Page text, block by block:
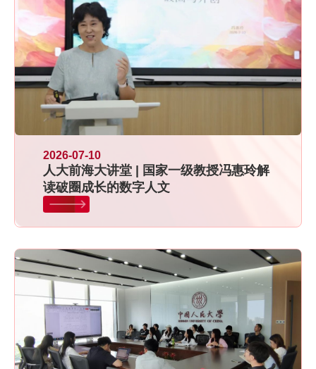
2026-07-10
人大前海大讲堂 | 国家一级教授冯惠玲解
读破圈成长的数字人文